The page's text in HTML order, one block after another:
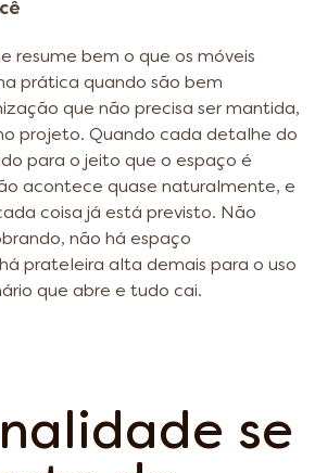
resume bem o que os móveis
prática quando são bem
que não precisa ser mantida,
projeto. Quando cada detalhe do
para o jeito que o espaço é
acontece quase naturalmente, e
coisa já está previsto. Não
não há espaço
prateleira alta demais para o uso
que abre e tudo cai.
se